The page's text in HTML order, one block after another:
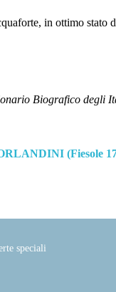
in ottimo stato
Biografico degli
(Fiesole
speciali